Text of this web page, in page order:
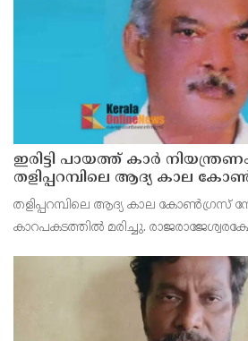
ഇരിട്ടി പായത്ത് കാർ
തളിപ്പറമ്പിലെ ആദ്യ കാല
മരിച്ചു
തളിപ്പറമ്പിലെ ആദ്യ കാല കോണ്‍ഗ്രസ്
കാറപകടത്തില്‍ മരിച്ചു.